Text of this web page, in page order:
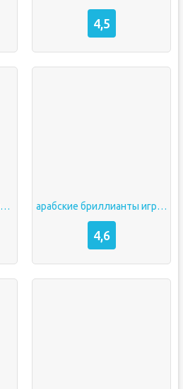
4,5
бабл шарики играть бесплатно арабские бриллианты играть онлайн бесплатно
4,6